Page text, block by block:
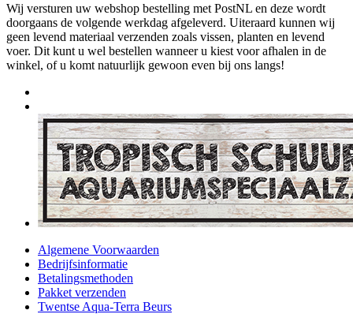
Wij versturen uw webshop bestelling met PostNL en deze wordt
doorgaans de volgende werkdag afgeleverd. Uiteraard kunnen wij
geen levend materiaal verzenden zoals vissen, planten en levend
voer. Dit kunt u wel bestellen wanneer u kiest voor afhalen in de
winkel, of u komt natuurlijk gewoon even bij ons langs!
Algemene Voorwaarden
Bedrijfsinformatie
Betalingsmethoden
Pakket verzenden
Twentse Aqua-Terra Beurs